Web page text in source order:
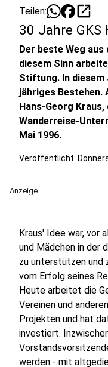
Teilen: open_in_new
30 Jahre GKS
Der beste Weg
diesem Sinn
Stiftung. In
jähriges
Hans-Georg
Wanderreise-
Mai 1996.
Veröffentlicht:
Anzeige
Kraus' Idee war, vor
und Mädchen in der
zu unterstützen und
vom Erfolg seines
Heute arbeitet die
Vereinen und
Projekten und hat
investiert.
werden - mit